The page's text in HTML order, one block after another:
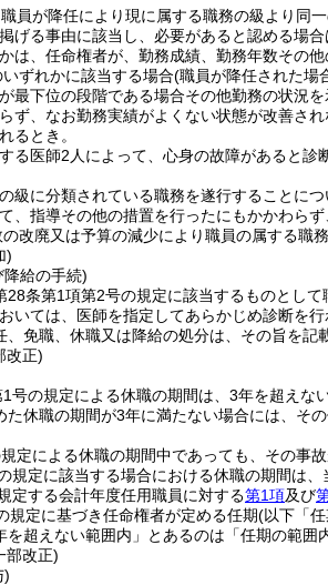
員が降任により現に属する職務の級より同
げる事由に該当し、必要があると認める場
は、任命権者が、勤務成績、勤務年数その
ずれかに該当する場合(職員が降任された場
最下位の段階である場合その他勤務の状況
ず、なお勤務実績がよくない状態が改善さ
るとき。
る医師2人によって、心身の故障があると
級に分類されている職務を遂行することに
、指導その他の措置を行ったにもかかわら
改廃又は予算の減少により職員の属する職
)
給の手続)
28条第1項第2号の規定に該当するものとし
いては、医師を指定してあらかじめ診断を行
免職、休職又は降給の処分は、その旨を記
改正)
号の規定による休職の期間は、3年を超えな
た休職の期間が3年に満たない場合には、そ
定による休職の期間中であっても、その事
規定に該当する場合における休職の期間は、
定する会計年度任用職員に対する第1項及び
規定に基づき任命権者が定める任期(以下「
超えない範囲内」とあるのは「任期の範囲
部改正)
)